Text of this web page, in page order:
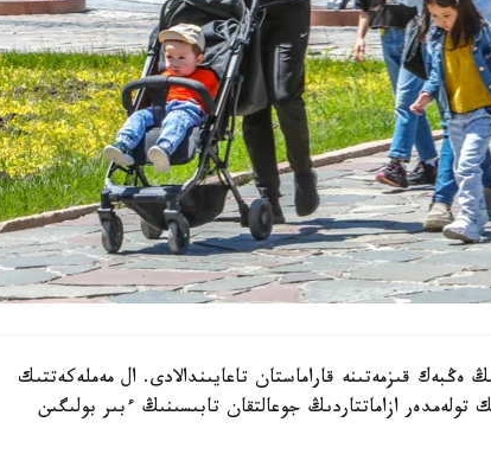
ەڭبەك قىزمەتىنە قاراماستان تاعايىندالادى. ال مەملەكەتتىك
تولەمدەر ازاماتتاردىڭ جوعالتقان تابىسىنىڭ ءبىر بولىگىن